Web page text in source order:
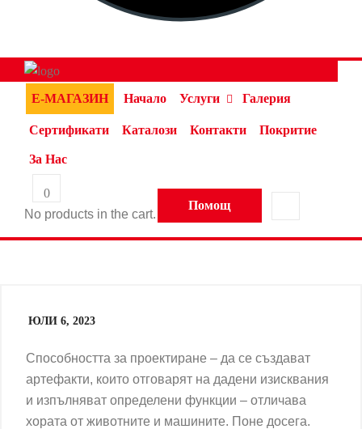
Е-МАГАЗИН Начало Услуги Галерия
Сертификати Каталози Контакти Покритие
За Нас
0
No products in the cart.
Помощ
ЮЛИ 6, 2023
Способността за проектиране – да се създават
артефакти, които отговарят на дадени изисквания
и изпълняват определени функции – отличава
хората от животните и машините. Поне досега.